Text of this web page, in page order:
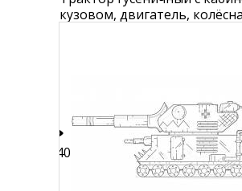
кузовом, двигатель,
140